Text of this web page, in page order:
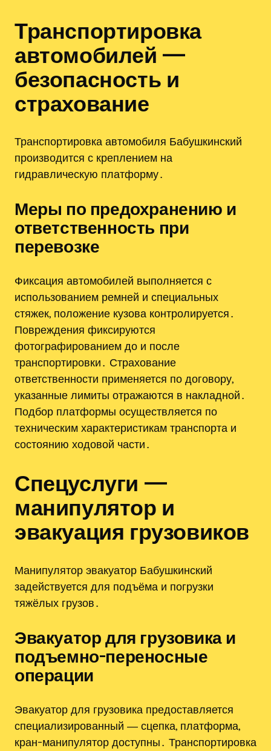
Транспортировка
автомобилей —
безопасность и
страхование
Транспортировка автомобиля Бабушкинский
производится с креплением на
гидравлическую платформу․
Меры по предохранению и
ответственность при
перевозке
Фиксация автомобилей выполняется с
использованием ремней и специальных
стяжек, положение кузова контролируется․
Повреждения фиксируются
фотографированием до и после
транспортировки․ Страхование
ответственности применяется по договору,
указанные лимиты отражаются в накладной․
Подбор платформы осуществляется по
техническим характеристикам транспорта и
состоянию ходовой части․
Спецуслуги —
манипулятор и
эвакуация грузовиков
Манипулятор эвакуатор Бабушкинский
задействуется для подъёма и погрузки
тяжёлых грузов․
Эвакуатор для грузовика и
подъемно-переносные
операции
Эвакуатор для грузовика предоставляется
специализированный ― сцепка, платформа,
кран-манипулятор доступны․ Транспортировка